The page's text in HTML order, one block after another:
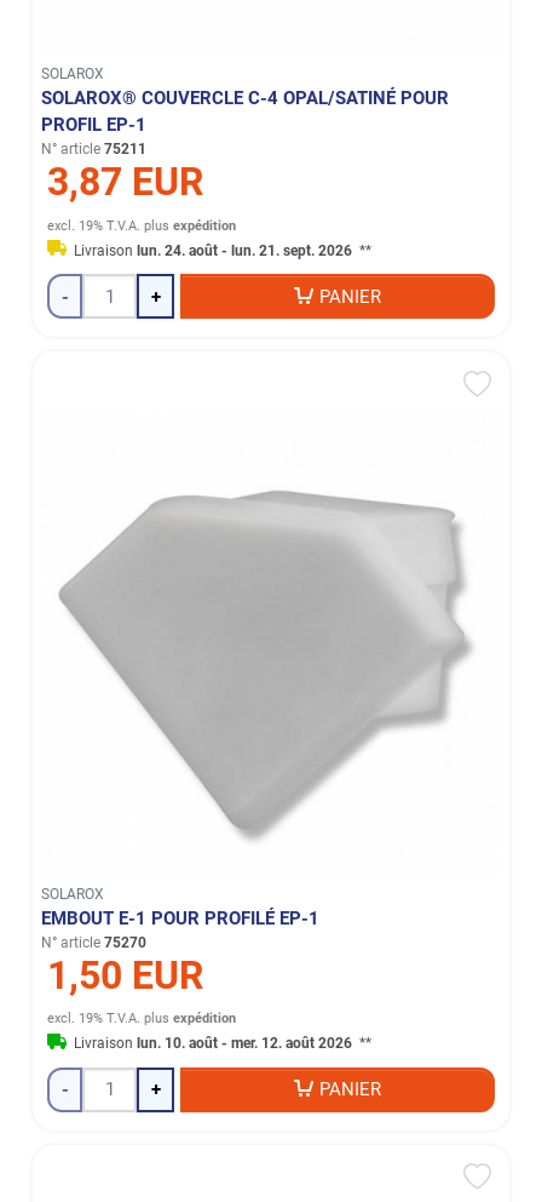
SOLAROX
SOLAROX® COUVERCLE C-4 OPAL/SATINÉ POUR
PROFIL EP-1
N° article 75211
3,87 EUR
excl. 19% T.V.A. plusexpédition
Livraisonlun. 24. août - lun. 21. sept. 2026 **
- + PANIER
SOLAROX
EMBOUT E-1 POUR PROFILÉ EP-1
N° article 75270
1,50 EUR
excl. 19% T.V.A. plusexpédition
Livraison lun. 10. août - mer. 12. août 2026 **
- + PANIER